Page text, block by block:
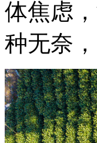
体焦虑
种无奈